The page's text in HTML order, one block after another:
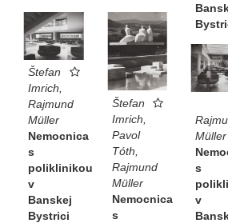
Štefan
Imrich,
Pavol
Tóth,
Rajmund
Müller
Nemocnica
s
Štefan
Imrich,
Rajmund
Müller
Nemocnica
s
poliklinikou
v
Banskej
Bystrici
Müller
s
v